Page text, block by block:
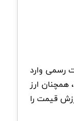
رسمی وارد
همچنان ارز
قیمت را